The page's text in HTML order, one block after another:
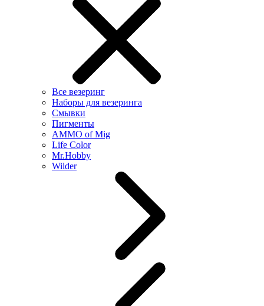
Все везеринг
Наборы для везеринга
Смывки
Пигменты
AMMO of Mig
Life Color
Mr.Hobby
Wilder